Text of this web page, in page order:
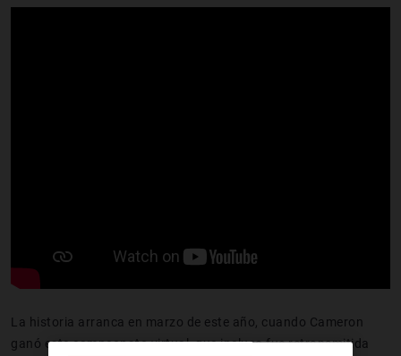
La historia arranca en marzo de este año, cuando Cameron
ganó este campeonato virtual, que incluso fue retransmitida